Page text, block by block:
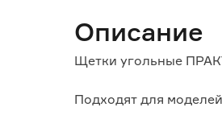
Описание
Щетки угольные
Подходят для